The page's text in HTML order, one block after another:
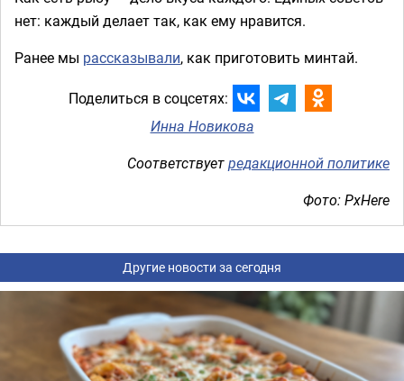
нет: каждый делает так, как ему нравится.
Ранее мы рассказывали, как приготовить минтай.
Поделиться в соцсетях:
Инна Новикова
Соответствуетредакционной политике
Фото: PxHere
Другие новости за сегодня